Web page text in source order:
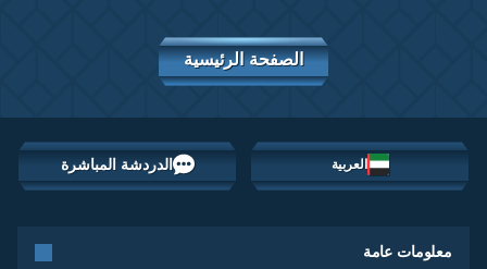
الصفحة الرئيسية
العربية الدردشة المباشرة
معلومات عامة